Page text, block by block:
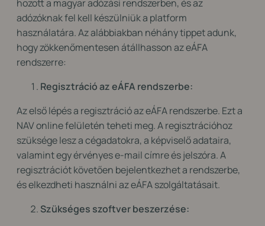
hozott a magyar adózási rendszerben, és az
adózóknak fel kell készülniük a platform
használatára. Az alábbiakban néhány tippet adunk,
hogy zökkenőmentesen átállhasson az eÁFA
rendszerre:
Regisztráció az eÁFA rendszerbe:
Az első lépés a regisztráció az eÁFA rendszerbe. Ezt a
NAV online felületén teheti meg. A regisztrációhoz
szüksége lesz a cégadatokra, a képviselő adataira,
valamint egy érvényes e-mail címre és jelszóra. A
regisztrációt követően bejelentkezhet a rendszerbe,
és elkezdheti használni az eÁFA szolgáltatásait.
Szükséges szoftver beszerzése: